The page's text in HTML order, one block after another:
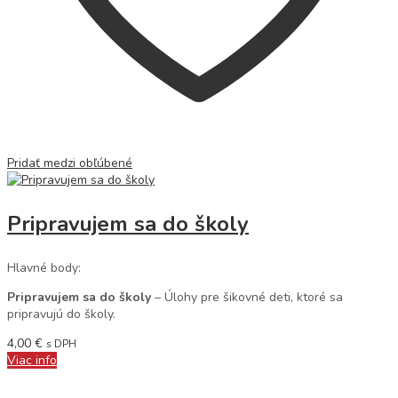
Pridať medzi obľúbené
Pripravujem sa do školy
Hlavné body:
Pripravujem sa do školy – Úlohy pre šikovné deti, ktoré sa
pripravujú do školy.
4,00 € s DPH
Viac info